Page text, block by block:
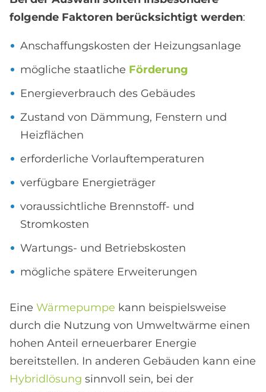
folgende Faktoren berücksichtigt werden:
Anschaffungskosten der Heizungsanlage
mögliche staatliche Förderung
Energieverbrauch des Gebäudes
Zustand von Dämmung, Fenstern und
Heizflächen
erforderliche Vorlauftemperaturen
verfügbare Energieträger
voraussichtliche Brennstoff- und
Stromkosten
Wartungs- und Betriebskosten
mögliche spätere Erweiterungen
Eine Wärmepumpe kann beispielsweise
durch die Nutzung von Umweltwärme einen
hohen Anteil erneuerbarer Energie
bereitstellen. In anderen Gebäuden kann eine
Hybridlösung sinnvoll sein, bei der